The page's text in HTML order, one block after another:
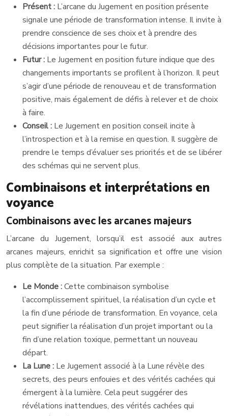
Présent : L’arcane du Jugement en position présente
signale une période de transformation intense. Il invite à
prendre conscience de ses choix et à prendre des
décisions importantes pour le futur.
Futur : Le Jugement en position future indique que des
changements importants se profilent à l’horizon. Il peut
s’agir d’une période de renouveau et de transformation
positive, mais également de défis à relever et de choix
à faire.
Conseil : Le Jugement en position conseil incite à
l’introspection et à la remise en question. Il suggère de
prendre le temps d’évaluer ses priorités et de se libérer
des schémas qui ne servent plus.
Combinaisons et interprétations en
voyance
Combinaisons avec les arcanes majeurs
L’arcane du Jugement, lorsqu’il est associé aux autres
arcanes majeurs, enrichit sa signification et offre une vision
plus complète de la situation. Par exemple :
Le Monde :Cette combinaison symbolise
l’accomplissement spirituel, la réalisation d’un cycle et
la fin d’une période de transformation. En voyance, cela
peut signifier la réalisation d’un projet important ou la
fin d’une relation toxique, permettant un nouveau
départ.
La Lune : Le Jugement associé à la Lune révèle des
secrets, des peurs enfouies et des vérités cachées qui
émergent à la lumière. Cela peut suggérer des
révélations inattendues, des vérités cachées qui